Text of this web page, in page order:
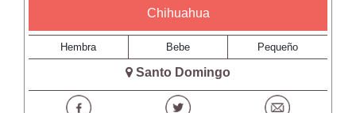
Chihuahua
Hembra Bebe Pequeño
Santo Domingo